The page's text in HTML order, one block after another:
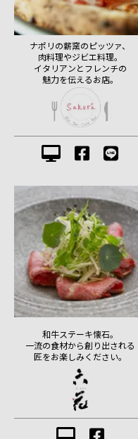
ナポリの薪窯のピッツァ、
肉料理やジビエ料理。
イタリアンとフレンチの
魅力を伝えるお店。
和牛ステーキ懐石。
一流の食材から創り出される
匠をお楽しみください。